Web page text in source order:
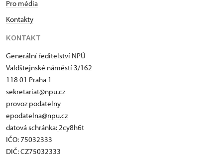
Pro média
Kontakty
KONTAKT
Generální ředitelství NPÚ
Valdštejnské náměstí 3/162
118 01 Praha 1
sekretariat@npu.cz
provoz podatelny
epodatelna@npu.cz
datová schránka:2cy8h6t​
IČO: 75032333
DIČ: CZ75032333